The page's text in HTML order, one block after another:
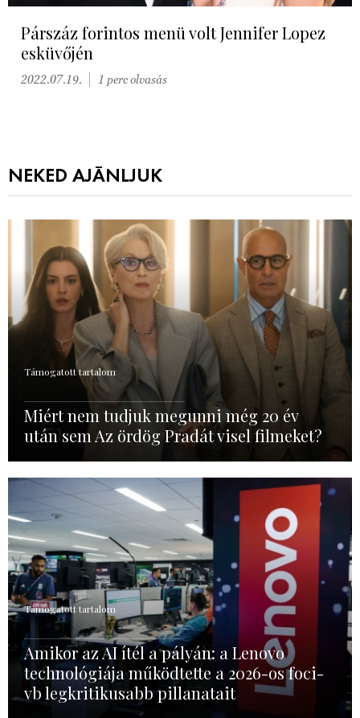
Párszáz forintos menü volt Jennifer Lopez
esküvőjén
2022.07.19. 1 perc olvasás
NEKED AJÁNLJUK
Támogatott tartalom
Miért nem tudjuk megunni még 20 év
után sem Az ördög Pradát visel filmeket?
Támogatott tartalom
Amikor az AI ítél a pályán: a Lenovo
technológiája működtette a 2026-os foci-
vb legkritikusabb pillanatait